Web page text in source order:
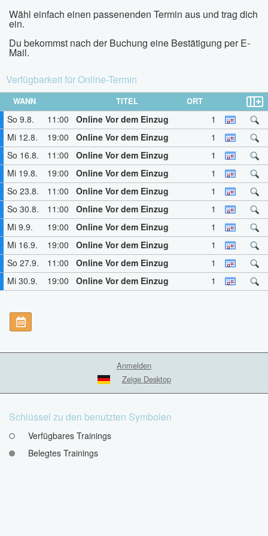
Wähl einfach einen passenenden Termin aus und trag dich
ein.
Du bekommst nach der Buchung eine Bestätigung per E-
Mail.
Verfügbarkeit für Online-Termin
WANN TITEL ORT
So 9.8. 11:00 Online Vor dem Einzug
1
Mi 12.8.
19:00 Online Vor dem Einzug
1
So 16.8.
11:00 Online Vor dem Einzug
1
Mi 19.8.
19:00 Online Vor dem Einzug
1
So 23.8.
11:00 Online Vor dem Einzug
1
So 30.8.
11:00 Online Vor dem Einzug
1
Mi 9.9.
19:00 Online Vor dem Einzug
1
Mi 16.9.
19:00 Online Vor dem Einzug
1
So 27.9.
11:00 Online Vor dem Einzug
1
Mi 30.9.
19:00 Online Vor dem Einzug 1
Anmelden
Zeige Desktop
Schlüssel zu den benutzten Symbolen
Verfügbares Trainings
Belegtes Trainings